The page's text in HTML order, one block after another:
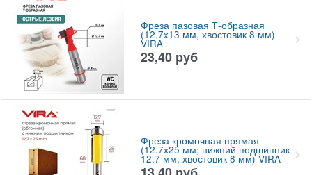
Фреза пазовая Т-образная
(12.7x13 мм, хвостовик 8 мм)
VIRA
23,40 руб
Фреза кромочная прямая
(12.7х25 мм; нижний подшипник
12.7 мм, хвостовик 8 мм) VIRA